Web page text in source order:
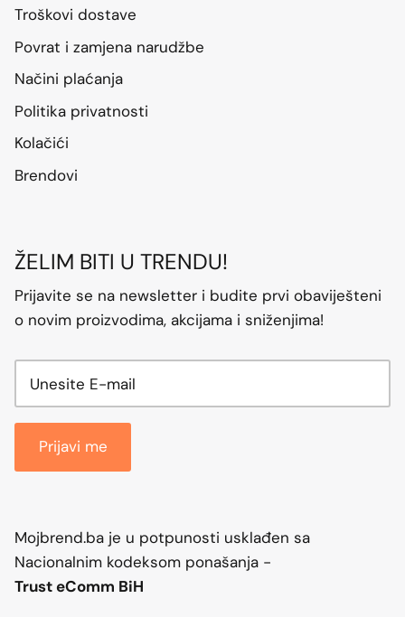
Troškovi dostave
Povrat i zamjena narudžbe
Načini plaćanja
Politika privatnosti
Kolačići
Brendovi
ŽELIM BITI U TRENDU!
Prijavite se na newsletter i budite prvi obaviješteni
o novim proizvodima, akcijama i sniženjima!
Prijavi me
Mojbrend.ba je u potpunosti usklađen sa
Nacionalnim kodeksom ponašanja -
Trust eComm BiH